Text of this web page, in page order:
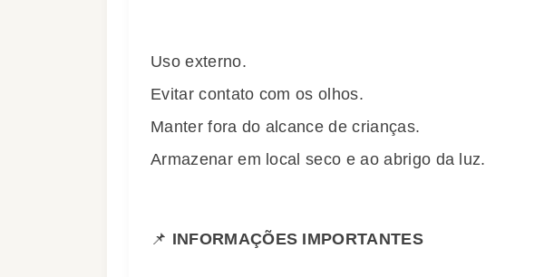
Uso externo.
Evitar contato com os olhos.
Manter fora do alcance de crianças.
Armazenar em local seco e ao abrigo da luz.
📌 INFORMAÇÕES IMPORTANTES